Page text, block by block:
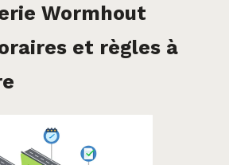
Wormhout
et règles à